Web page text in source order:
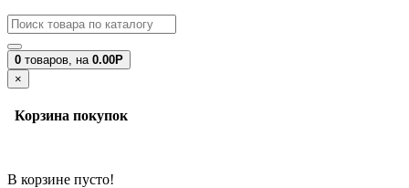
0 товаров, на 0.00Р
×
Корзина покупок
В корзине пусто!